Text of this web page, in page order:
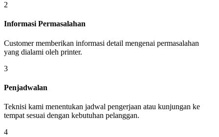
2
Informasi Permasalahan
Customer memberikan informasi detail mengenai permasalahan
yang dialami oleh printer.
3
Penjadwalan
Teknisi kami menentukan jadwal pengerjaan atau kunjungan ke
tempat sesuai dengan kebutuhan pelanggan.
4